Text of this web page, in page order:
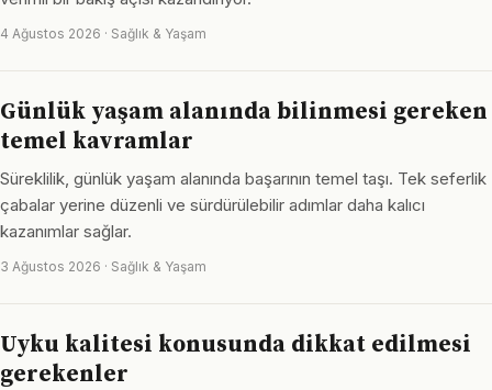
4 Ağustos 2026 · Sağlık & Yaşam
Günlük yaşam alanında bilinmesi gereken
temel kavramlar
Süreklilik, günlük yaşam alanında başarının temel taşı. Tek seferlik
çabalar yerine düzenli ve sürdürülebilir adımlar daha kalıcı
kazanımlar sağlar.
3 Ağustos 2026 · Sağlık & Yaşam
Uyku kalitesi konusunda dikkat edilmesi
gerekenler